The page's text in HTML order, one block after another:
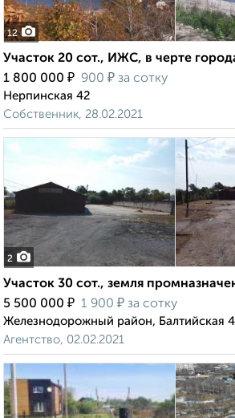
12
Участок 20 сот., ИЖС, в черте
1 800 000 ₽ 900 ₽ за сотку
Нерпинская 42
Собственник, 28.02.2021
2
Участок 30 сот., земля
5 500 000 ₽ 1 900 ₽ за сотку
Железнодорожный район, Балтийская
Агентство, 02.02.2021